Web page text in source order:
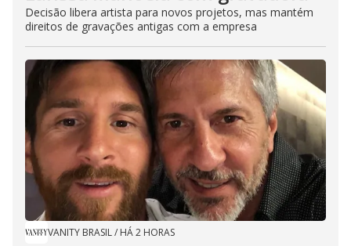
Decisão libera artista para novos projetos, mas mantém
direitos de gravações antigas com a empresa
VANITY BRASIL/ HÁ 2 HORAS